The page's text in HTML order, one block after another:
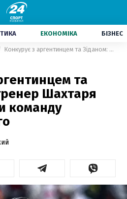
ЕКОНОМІКА БІЗНЕС
Конкурує з аргентинцем та Зіданом: екстренер Шахтаря може очолити команду Маліновського
та
Шахтаря
команду